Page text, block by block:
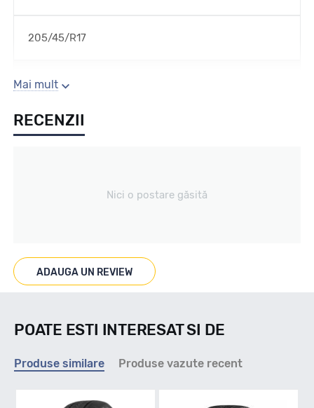
205/45/R17
Sezon
Iarna
Marcaje
Mai mult
RECENZII
Nici o postare găsită
ADAUGA UN REVIEW
POATE ESTI INTERESAT SI DE
Produse similare Produse vazute recent